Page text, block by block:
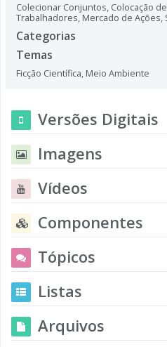
Colecionar Conjuntos, Colocação
Trabalhadores, Mercado de Ações,
Categorias
Temas
Ficção Científica, Meio Ambiente
Versões Digitais
Imagens
Vídeos
Componentes
Tópicos
Listas
Arquivos